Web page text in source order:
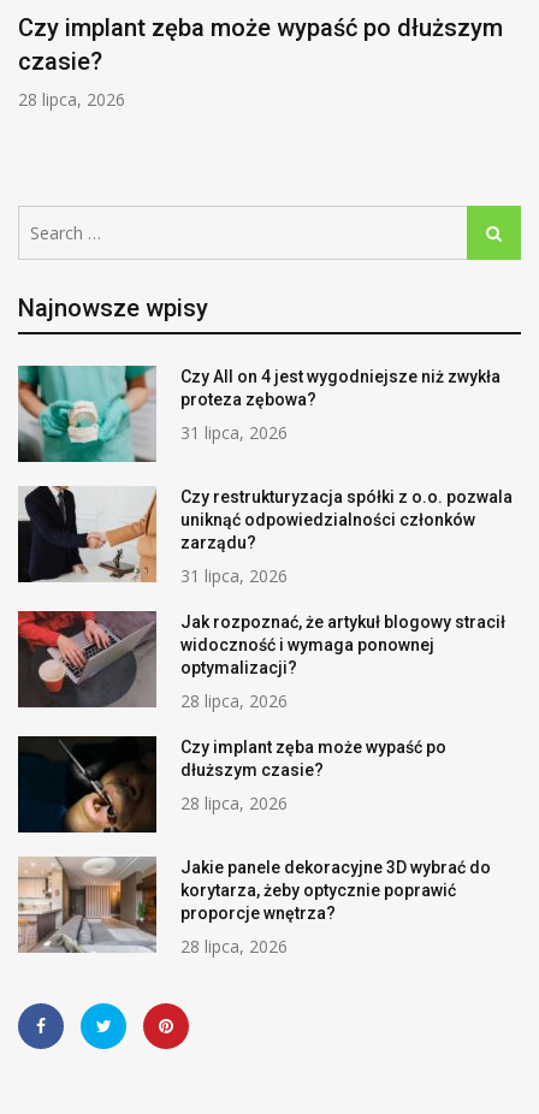
Czy implant zęba może wypaść po dłuższym
czasie?
28 lipca, 2026
for:
Search
Najnowsze wpisy
Czy All on 4 jest wygodniejsze niż zwykła
proteza zębowa?
31 lipca, 2026
Czy restrukturyzacja spółki z o.o. pozwala
uniknąć odpowiedzialności członków
zarządu?
31 lipca, 2026
Jak rozpoznać, że artykuł blogowy stracił
widoczność i wymaga ponownej
optymalizacji?
28 lipca, 2026
Czy implant zęba może wypaść po
dłuższym czasie?
28 lipca, 2026
Jakie panele dekoracyjne 3D wybrać do
korytarza, żeby optycznie poprawić
proporcje wnętrza?
28 lipca, 2026